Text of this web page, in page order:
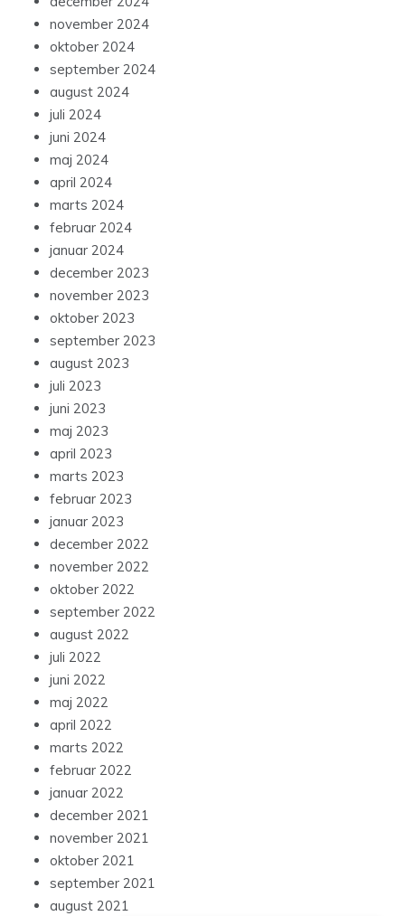
november 2024
oktober 2024
september 2024
august 2024
juli 2024
juni 2024
maj 2024
april 2024
marts 2024
februar 2024
januar 2024
december 2023
november 2023
oktober 2023
september 2023
august 2023
juli 2023
juni 2023
maj 2023
april 2023
marts 2023
februar 2023
januar 2023
december 2022
november 2022
oktober 2022
september 2022
august 2022
juli 2022
juni 2022
maj 2022
april 2022
marts 2022
februar 2022
januar 2022
december 2021
november 2021
oktober 2021
september 2021
august 2021